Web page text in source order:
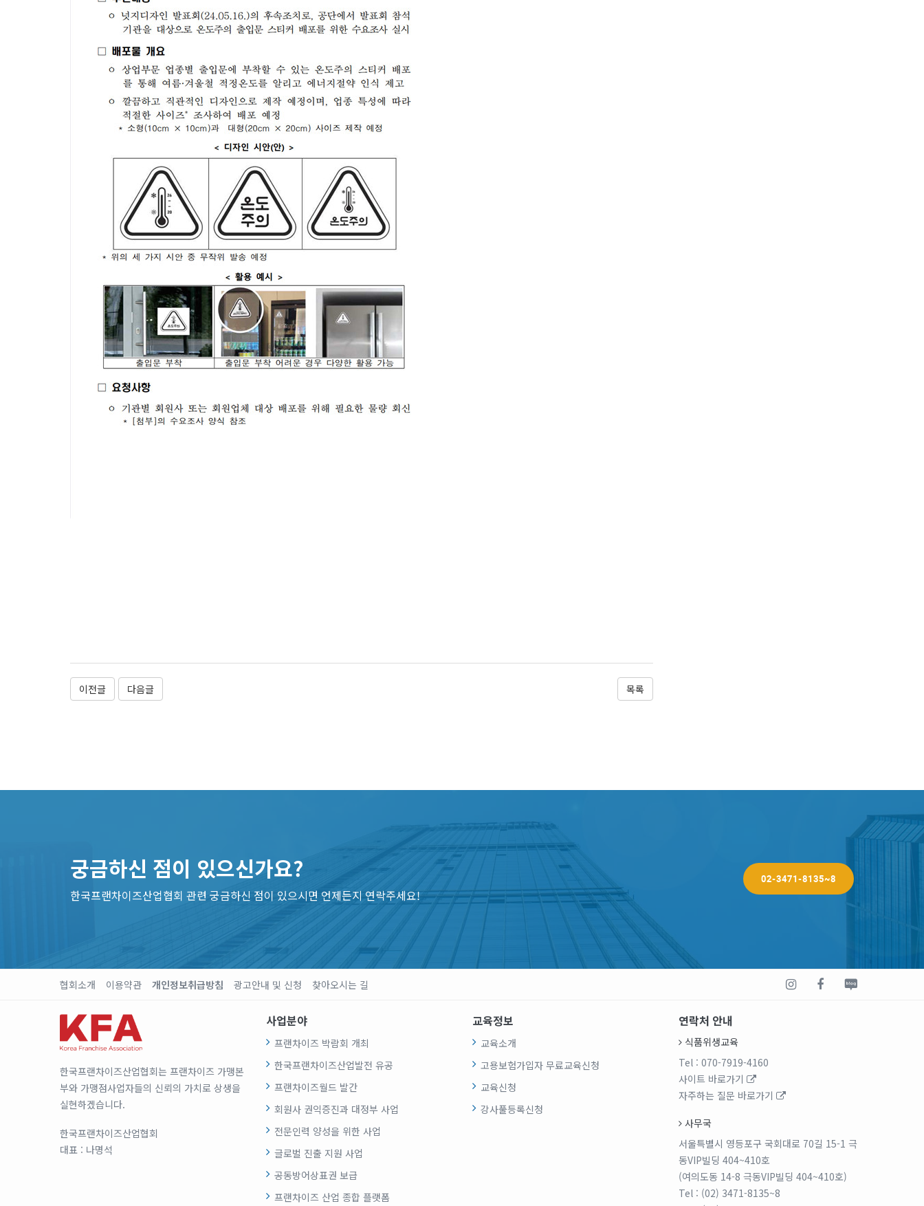
이전글 다음글 목록
궁금하신 점이 있으신가요?
한국프랜차이즈산업협회 관련 궁금하신 점이 있으시면 언제든지 연락주세요!
02-3471-8135~8
협회소개 이용약관 개인정보취급방침 광고안내 및 신청 찾아오시는 길
한국프랜차이즈산업협회는 프랜차이즈 가맹본
부와 가맹점사업자들의 신뢰의 가치로 상생을
실현하겠습니다.
한국프랜차이즈산업협회
대표 : 나명석
사업분야
프랜차이즈 박람회 개최
한국프랜차이즈산업발전 유공
프랜차이즈월드 발간
회원사 권익증진과 대정부 사업
전문인력 양성을 위한 사업
글로벌 진출 지원 사업
공동방어상표권 보급
프랜차이즈 산업 종합 플랫폼
교육정보
교육소개
고용보험가입자 무료교육신청
교육신청
강사풀등록신청
연락처 안내
식품위생교육
Tel : 070-7919-4160
사이트 바로가기
자주하는 질문 바로가기
사무국
서울특별시 영등포구 국회대로 70길 15-1 극
동VIP빌딩 404~410호
(여의도동 14-8 극동VIP빌딩 404~410호)
Tel : (02) 3471-8135~8